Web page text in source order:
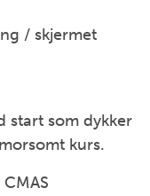
/ skjermet
start som dykker
kurs.